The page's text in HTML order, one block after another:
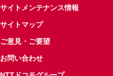
サイトメンテナンス情報
サイトマップ
ご意見・ご要望
お問い合わせ